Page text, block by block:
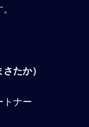
たか）
トナー